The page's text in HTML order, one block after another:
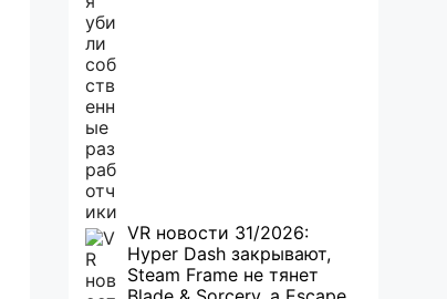
VR новости 31/2026:
Hyper Dash закрывают,
Steam Frame не тянет